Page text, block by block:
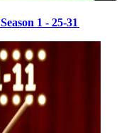
1 - 25-31